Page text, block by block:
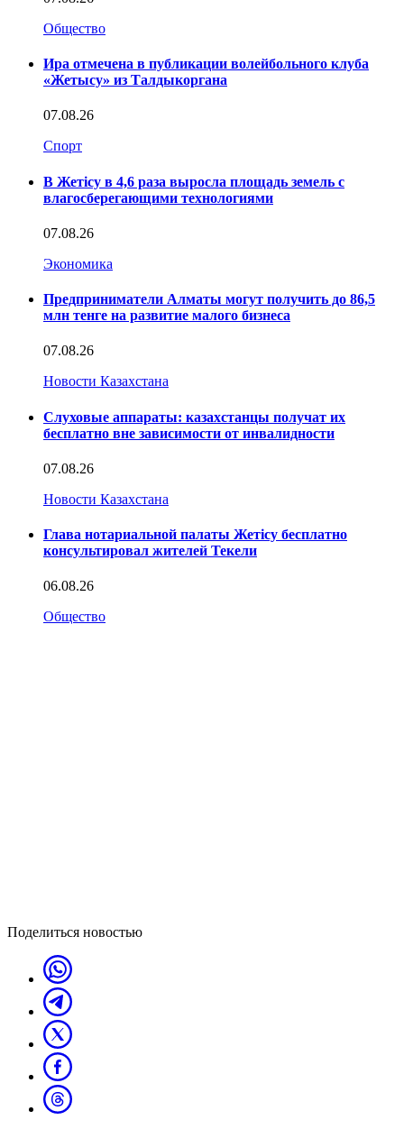
Общество
Ира отмечена в публикации волейбольного клуба
«Жетысу» из Талдыкоргана
07.08.26
Спорт
В Жетісу в 4,6 раза выросла площадь земель с
влагосберегающими технологиями
07.08.26
Экономика
Предприниматели Алматы могут получить до 86,5
млн тенге на развитие малого бизнеса
07.08.26
Новости Казахстана
Слуховые аппараты: казахстанцы получат их
бесплатно вне зависимости от инвалидности
07.08.26
Новости Казахстана
Глава нотариальной палаты Жетісу бесплатно
консультировал жителей Текели
06.08.26
Общество
Поделиться новостью